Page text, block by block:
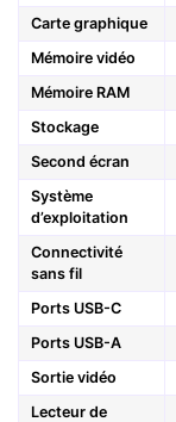
Carte graphique
Mémoire vidéo
Mémoire RAM
Stockage
Second écran
Système
d’exploitation
Connectivité
sans fil
Ports USB-C
Ports USB-A
Sortie vidéo
Lecteur de